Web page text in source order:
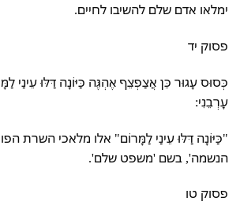
ימלאו אדם שלם להשיבו לחיים.
פסוק יד
כְּסוּס עָגוּר כֵּן אֲצַפְצֵף אֶהְגֶּה כַּיּוֹנָה דַּלּוּ עֵינַי
עָרְבֵנִי:
"כַּיּוֹנָה דַּלּוּ עֵינַי לַמָּרוֹם" אלו מלאכי השרת
הנשמה', בשם 'משפט שלם'.
פסוק טו